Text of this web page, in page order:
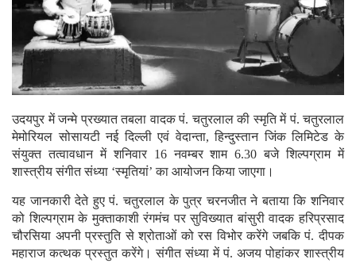
उदयपुर में जन्मे प्रख्यात तबला वादक पं. चतुरलाल की स्मृति में पं. चतुरलाल
मेमोरियल सोसायटी नई दिल्ली एवं वेदान्ता, हिन्दुस्तान जिंक लिमिटेड के
संयुक्त तत्वावधान में शनिवार 16 नवम्बर शाम 6.30 बजे शिल्पग्राम में
शास्त्रीय संगीत संध्या ‘स्मृतियां’ का आयोजन किया जाएगा।
यह जानकारी देते हुए पं. चतुरलाल के पुत्र चरनजीत ने बताया कि शनिवार
को शिल्पग्राम के मुक्ताकाशी रंगमंच पर सुविख्यात बांसुरी वादक हरिप्रसाद
चौरसिया अपनी प्रस्तुति से श्रोताओं को रस विभोर करेंगे जबकि पं. दीपक
महाराज कत्थक प्रस्तुत करेंगे। संगीत संध्या में पं. अजय पोहांकर शास्त्रीय